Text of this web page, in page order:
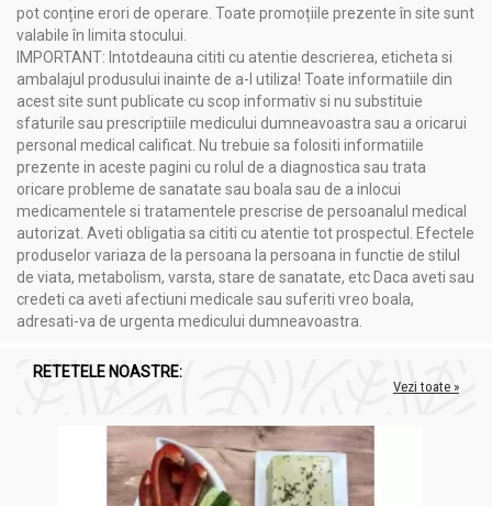
pot conține erori de operare. Toate promoțiile prezente în site sunt
valabile în limita stocului.
IMPORTANT: Intotdeauna cititi cu atentie descrierea, eticheta si
ambalajul produsului inainte de a-l utiliza! Toate informatiile din
acest site sunt publicate cu scop informativ si nu substituie
sfaturile sau prescriptiile medicului dumneavoastra sau a oricarui
personal medical calificat. Nu trebuie sa folositi informatiile
prezente in aceste pagini cu rolul de a diagnostica sau trata
oricare probleme de sanatate sau boala sau de a inlocui
medicamentele si tratamentele prescrise de persoanalul medical
autorizat. Aveti obligatia sa cititi cu atentie tot prospectul. Efectele
produselor variaza de la persoana la persoana in functie de stilul
de viata, metabolism, varsta, stare de sanatate, etc Daca aveti sau
credeti ca aveti afectiuni medicale sau suferiti vreo boala,
adresati-va de urgenta medicului dumneavoastra.
RETETELE NOASTRE:
Vezi toate »